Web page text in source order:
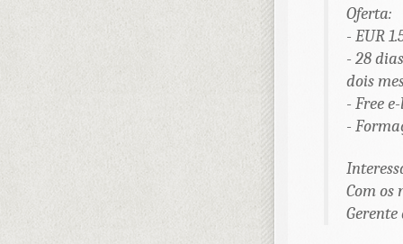
Oferta:
- EUR
- 28
dois
- Free
-
Com os
Gerente